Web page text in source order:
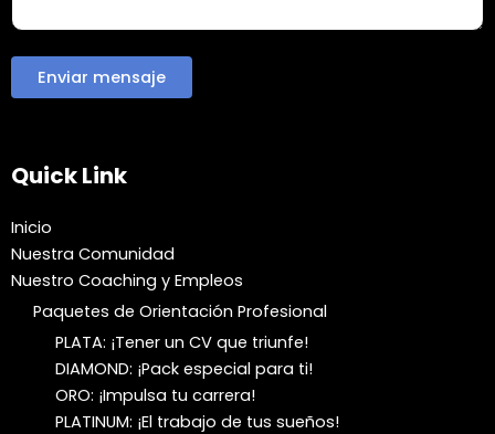
Quick Link
Inicio
Nuestra Comunidad
Nuestro Coaching y Empleos
Paquetes de Orientación Profesional
PLATA: ¡Tener un CV que triunfe!
DIAMOND: ¡Pack especial para ti!
ORO: ¡Impulsa tu carrera!
PLATINUM: ¡El trabajo de tus sueños!